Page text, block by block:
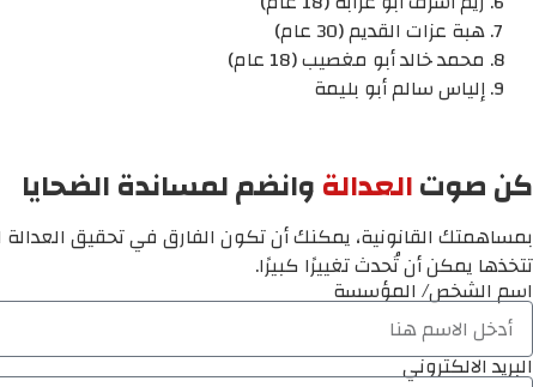
هبة عزات القديم (30 عام)
محمد خالد أبو مغصيب (18 عام)
إلياس سالم أبو بليمة
كن صوتالعدالةوانضم لمساندة الضحايا
بمساهمتك القانونية، يمكنك أن تكون الفارق في تحقيق
تتخذها يمكن أن تُحدث تغييرًا كبيرًا.
اسم الشخص/ المؤسسة
البريد الالكتروني